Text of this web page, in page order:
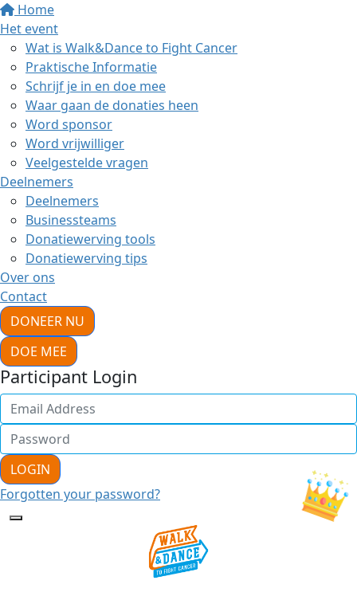
Home
Het event
Wat is Walk&Dance to Fight Cancer
Praktische Informatie
Schrijf je in en doe mee
Waar gaan de donaties heen
Word sponsor
Word vrijwilliger
Veelgestelde vragen
Deelnemers
Deelnemers
Businessteams
Donatiewerving tools
Donatiewerving tips
Over ons
Contact
DONEER NU
DOE MEE
Participant Login
LOGIN
Forgotten your password?